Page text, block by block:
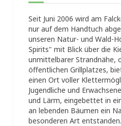
Seit Juni 2006 wird am
nur auf dem Handtuch
unseren Natur- und Wald-
Spirits" mit Blick über die
unmittelbarer Strandnähe,
öffentlichen Grillplatzes,
einen Ort voller
Jugendliche und
und Lärm, eingebettet in
an lebenden Bäumen ein
besonderen Art entstanden.